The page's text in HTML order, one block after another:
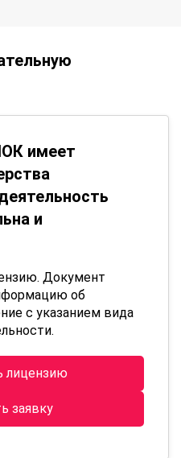
имеет
и
Документ
об
с указанием вида
лицензию
заявку